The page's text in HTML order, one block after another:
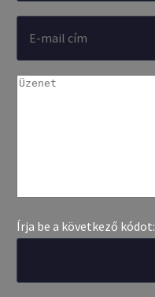
Írja be a következő kódot: